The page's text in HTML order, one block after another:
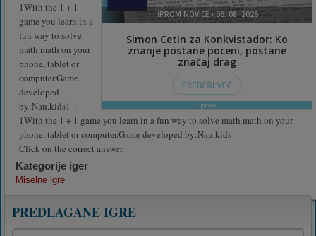
1With the 1 + 1
game you learn in a
fun way to solve
math math on your
phone, tablet or
computer.Game
developed
by:Nau.kids1 +
1With the 1 + 1 game you learn in a fun way to solve math math on your
phone, tablet or computer.Game developed by:Nau.kids
Click on the correct answer.
Kategorije iger
Miselne igre
PREDLAGANE IGRE